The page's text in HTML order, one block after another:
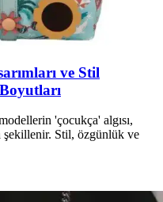
ve Stil
'çocukça' algısı,
şekillenir. Stil, özgünlük ve